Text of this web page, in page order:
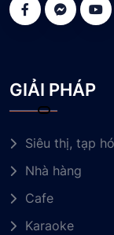
GIẢI PHÁP
Siêu thị, tạp
Nhà hàng
Cafe
Karaoke